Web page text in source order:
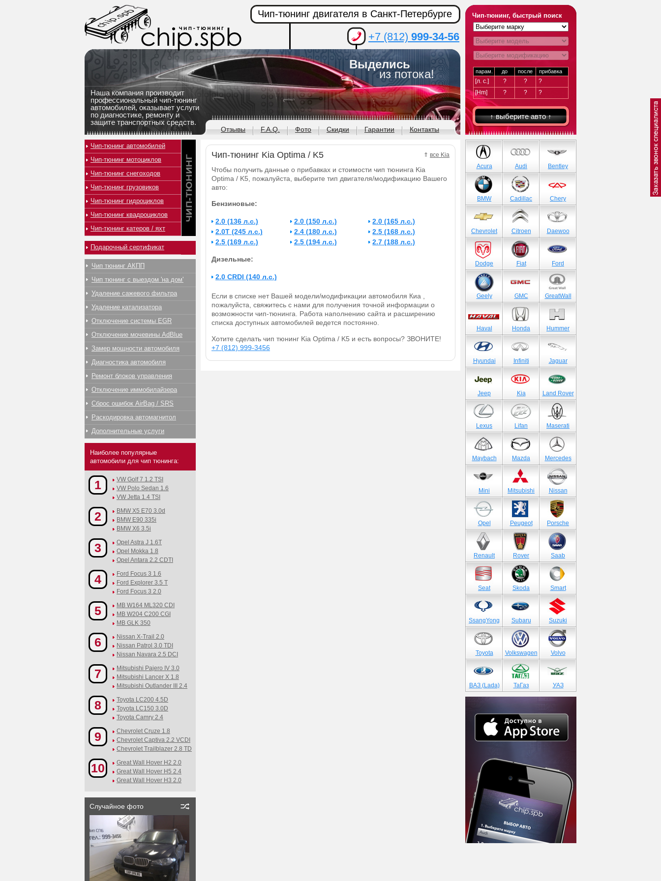
Наша компания производит
профессиональный чип-тюнинг
автомобилей, оказывает услуги
по диагностике, ремонту и
защите транспортных средств.
Выделись
из потока!
Чип-тюнинг, быстрый поиск
парам. до после прибавка
[л. с.] ? ?
?
[Hm]
? ? ?
↑ выберите авто ↑
Чип-тюнинг двигателя в Санкт-Петербурге
+7 (812) 999-34-56
Отзывы F.A.Q. Фото Скидки Гарантии Контакты
⇑ все Kia
Чип-тюнинг Kia Optima / K5
Чтобы получить данные о прибавках и стоимости чип тюнинга Kia
Optima / K5, пожалуйста, выберите тип двигателя/модификацию Вашего
авто:
Бензиновые:
2.0 (136 л.с.) 2.0 (150 л.с.)
2.0 (165 л.с.)
2.0T (245 л.с.)
2.4 (180 л.с.)
2.5 (168 л.с.)
2.5 (169 л.с.)
2.5 (194 л.с.) 2.7 (188 л.с.)
Дизельные:
2.0 CRDI (140 л.с.)
Если в списке нет Вашей модели/модификации автомобиля Киа ,
пожалуйста, свяжитесь с нами для получения точной информации о
возможности чип-тюнинга. Работа наполнению сайта и расширению
списка доступных автомобилей ведется постоянно.
Хотите сделать чип тюнинг Kia Optima / K5 и есть вопросы? ЗВОНИТЕ!
+7 (812) 999-3456
Чип-тюнинг автомобилей
Чип-тюнинг мотоциклов
Чип-тюнинг снегоходов
Чип-тюнинг грузовиков
Чип-тюнинг гидроциклов
Чип-тюнинг квадроциклов
Чип-тюнинг катеров / яхт
Подарочный сертификат
Чип тюнинг АКПП
Чип тюнинг с выездом 'на дом'
Удаление сажевого фильтра
Удаление катализатора
Отключение системы EGR
Отключение мочевины AdBlue
Замер мощности автомобиля
Диагностика автомобиля
Ремонт блоков управления
Отключение иммобилайзера
Сброс ошибок AirBag / SRS
Раскодировка автомагнитол
Дополнительные услуги
Наиболее популярные
автомобили для чип тюнинга:
1
VW Golf 7 1.2 TSI
VW Polo Sedan 1.6
VW Jetta 1.4 TSI
2
BMW X5 E70 3.0d
BMW E90 335i
BMW X6 3.5i
3
Opel Astra J 1.6T
Opel Mokka 1.8
Opel Antara 2.2 CDTI
4
Ford Focus 3 1.6
Ford Explorer 3.5 T
Ford Focus 3 2.0
5
MB W164 ML320 CDI
MB W204 C200 CGI
MB GLK 350
6
Nissan X-Trail 2.0
Nissan Patrol 3.0 TDI
Nissan Navara 2.5 DCI
7
Mitsubishi Pajero IV 3.0
Mitsubishi Lancer X 1.8
Mitsubishi Outlander III 2.4
8
Toyota LC200 4.5D
Toyota LC150 3.0D
Toyota Camry 2.4
9
Chevrolet Cruze 1.8
Chevrolet Captiva 2.2 VCDI
Chevrolet Trailblazer 2.8 TD
10
Great Wall Hover H2 2.0
Great Wall Hover H5 2.4
Great Wall Hover H3 2.0
Случайное фото
Acura Audi Bentley
BMW Cadillac Chery
Chevrolet Citroen Daewoo
Dodge Fiat Ford
Geely GMC GreatWall
Haval Honda Hummer
Hyundai Infiniti Jaguar
Jeep Kia Land Rover
Lexus Lifan Maserati
Maybach Mazda Mercedes
Mini Mitsubishi Nissan
Opel Peugeot Porsche
Renault Rover Saab
Seat Skoda Smart
SsangYong Subaru Suzuki
Toyota Volkswagen Volvo
ВАЗ (Lada) ТаГаз УАЗ